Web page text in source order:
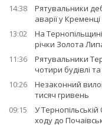
14:38
Рятувальники
аварії у Кременці
13:02
На
річки Золота
11:36
Рятувальники
чотири будівлі
10:26
Незаконний
тисяч гривень
09:15
У
ходу до